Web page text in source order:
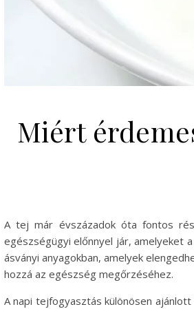
Miért
A tej már évszázadok óta fontos
egészségügyi előnnyel jár, amelyeket
ásványi anyagokban, amelyek
hozzá az egészség megőrzéséhez.
A napi tejfogyasztás különösen